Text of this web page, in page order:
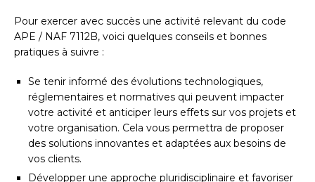
Pour exercer avec succès une activité relevant du code
APE / NAF 7112B, voici quelques conseils et bonnes
pratiques à suivre :
Se tenir informé des évolutions technologiques,
réglementaires et normatives qui peuvent impacter
votre activité et anticiper leurs effets sur vos projets et
votre organisation. Cela vous permettra de proposer
des solutions innovantes et adaptées aux besoins de
vos clients.
Développer une approche pluridisciplinaire et favoriser